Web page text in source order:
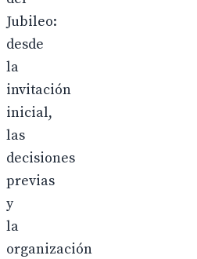
Jubileo:
desde
la
invitación
inicial,
las
decisiones
previas
y
la
organización